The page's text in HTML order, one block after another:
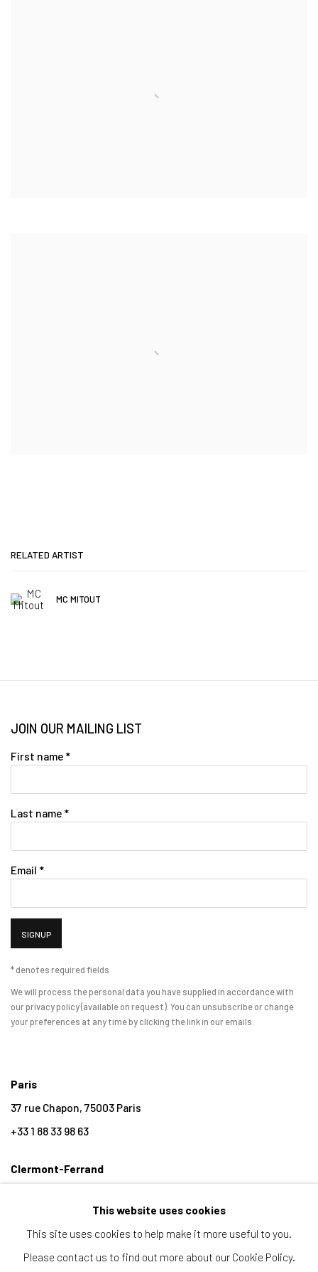
RELATED ARTIST
MC MITOUT
JOIN OUR MAILING LIST
First name *
Last name *
Email *
SIGNUP
* denotes required fields
We will process the personal data you have supplied in accordance with
our privacy policy (available on request). You can unsubscribe or change
your preferences at any time by clicking the link in our emails.
Paris
37 rue Chapon, 75003 Paris
+33 1 88 33 98 63
Clermont-Ferrand
This website uses cookies
This site uses cookies to help make it more useful to you.
Please contact us to find out more about our Cookie Policy.